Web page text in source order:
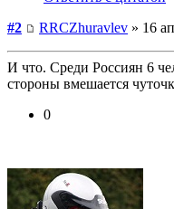
#2
RRCZhuravlev » 16
И что. Среди Россиян 6
стороны вмешается
0